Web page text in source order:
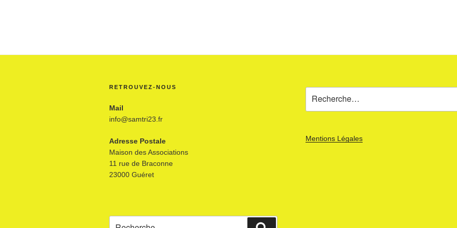
RETROUVEZ-NOUS
Mail
info@samtri23.fr
Adresse Postale
Maison des Associations
11 rue de Braconne
23000 Guéret
pour
Mentions Légales